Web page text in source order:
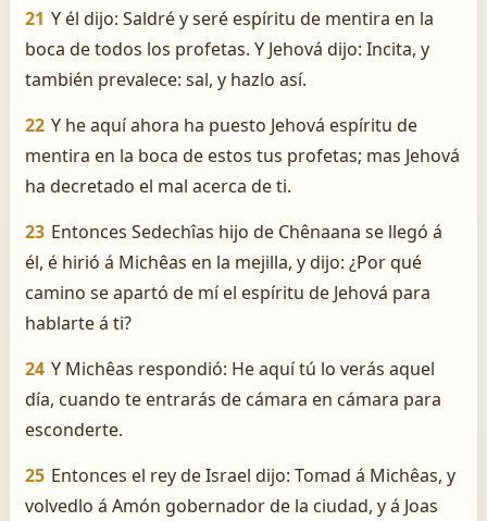
21 Y él dijo: Saldré y seré espíritu de mentira en la
boca de todos los profetas. Y Jehová dijo: Incita, y
también prevalece: sal, y hazlo así.
22 Y he aquí ahora ha puesto Jehová espíritu de
mentira en la boca de estos tus profetas; mas Jehová
ha decretado el mal acerca de ti.
23 Entonces Sedechîas hijo de Chênaana se llegó á
él, é hirió á Michêas en la mejilla, y dijo: ¿Por qué
camino se apartó de mí el espíritu de Jehová para
hablarte á ti?
24 Y Michêas respondió: He aquí tú lo verás aquel
día, cuando te entrarás de cámara en cámara para
esconderte.
25 Entonces el rey de Israel dijo: Tomad á Michêas, y
volvedlo á Amón gobernador de la ciudad, y á Joas